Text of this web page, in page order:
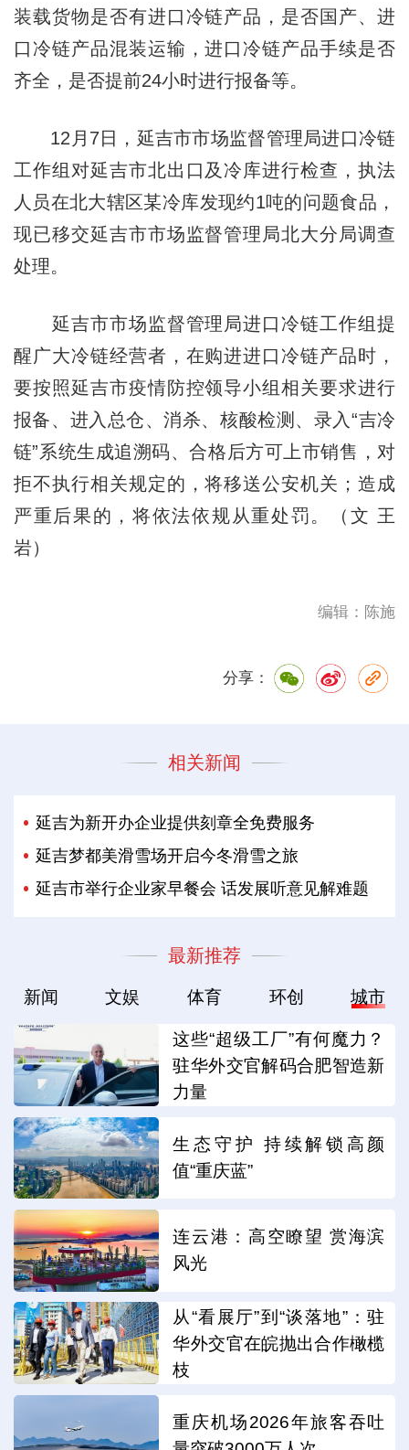
装载货物是否有进口冷链产品，是否国产、进
口冷链产品混装运输，进口冷链产品手续是否
齐全，是否提前24小时进行报备等。
12月7日，延吉市市场监督管理局进口冷链
工作组对延吉市北出口及冷库进行检查，执法
人员在北大辖区某冷库发现约1吨的问题食品，
现已移交延吉市市场监督管理局北大分局调查
处理。
延吉市市场监督管理局进口冷链工作组提
醒广大冷链经营者，在购进进口冷链产品时，
要按照延吉市疫情防控领导小组相关要求进行
报备、进入总仓、消杀、核酸检测、录入“吉冷
链”系统生成追溯码、合格后方可上市销售，对
拒不执行相关规定的，将移送公安机关；造成
严重后果的，将依法依规从重处罚。（文 王
岩）
编辑：陈施
分享：
相关新闻
延吉为新开办企业提供刻章全免费服务
延吉梦都美滑雪场开启今冬滑雪之旅
延吉市举行企业家早餐会 话发展听意见解难题
最新推荐
新闻 文娱 体育 环创 城市
这些“超级工厂”有何魔力？
驻华外交官解码合肥智造新
力量
生态守护 持续解锁高颜
值“重庆蓝”
连云港：高空瞭望 赏海滨
风光
从“看展厅”到“谈落地”：驻
华外交官在皖抛出合作橄榄
枝
重庆机场2026年旅客吞吐